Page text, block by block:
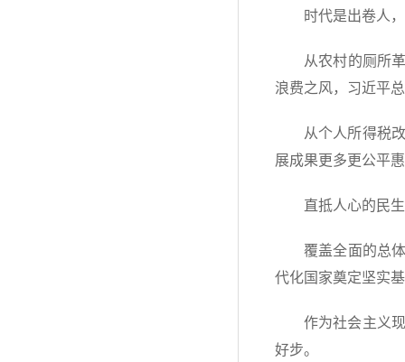
时代是出卷人
从农村的厕所
浪费之风，习近平
从个人所得税
展成果更多更公平
直抵人心的民
覆盖全面的总
代化国家奠定坚实
作为社会主义
好步。